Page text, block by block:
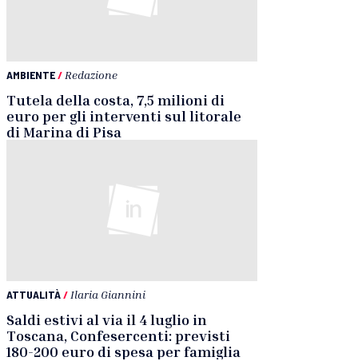
AMBIENTE/ Redazione
Tutela della costa, 7,5 milioni di
euro per gli interventi sul litorale
di Marina di Pisa
ATTUALITÀ/ Ilaria Giannini
Saldi estivi al via il 4 luglio in
Toscana, Confesercenti: previsti
180-200 euro di spesa per famiglia